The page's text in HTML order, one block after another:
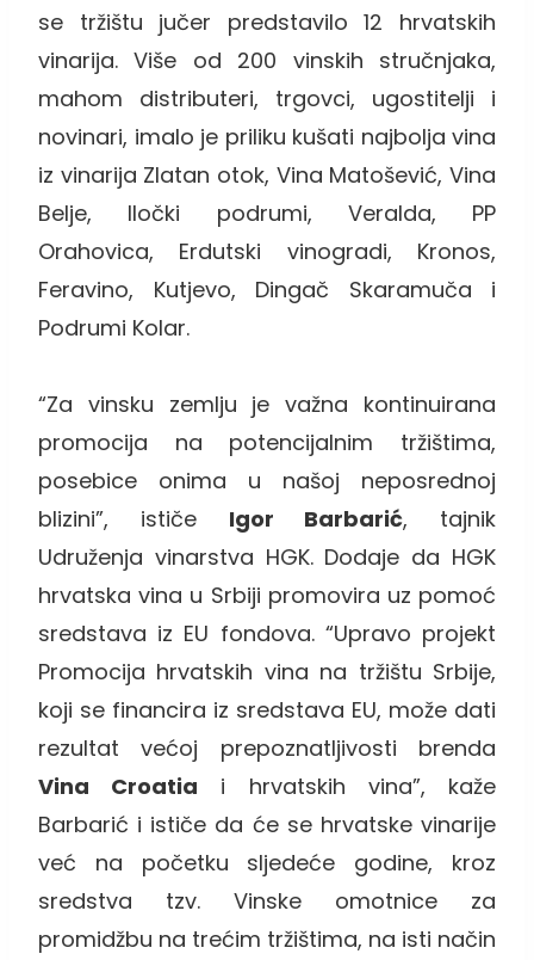
se tržištu jučer predstavilo 12 hrvatskih
vinarija. Više od 200 vinskih stručnjaka,
mahom distributeri, trgovci, ugostitelji i
novinari, imalo je priliku kušati najbolja vina
iz vinarija Zlatan otok, Vina Matošević, Vina
Belje, Iločki podrumi, Veralda, PP
Orahovica, Erdutski vinogradi, Kronos,
Feravino, Kutjevo, Dingač Skaramuča i
Podrumi Kolar.
“Za vinsku zemlju je važna kontinuirana
promocija na potencijalnim tržištima,
posebice onima u našoj neposrednoj
blizini”, ističe Igor Barbarić, tajnik
Udruženja vinarstva HGK. Dodaje da HGK
hrvatska vina u Srbiji promovira uz pomoć
sredstava iz EU fondova. “Upravo projekt
Promocija hrvatskih vina na tržištu Srbije,
koji se financira iz sredstava EU, može dati
rezultat većoj prepoznatljivosti brenda
Vina Croatia i hrvatskih vina”, kaže
Barbarić i ističe da će se hrvatske vinarije
već na početku sljedeće godine, kroz
sredstva tzv. Vinske omotnice za
promidžbu na trećim tržištima, na isti način